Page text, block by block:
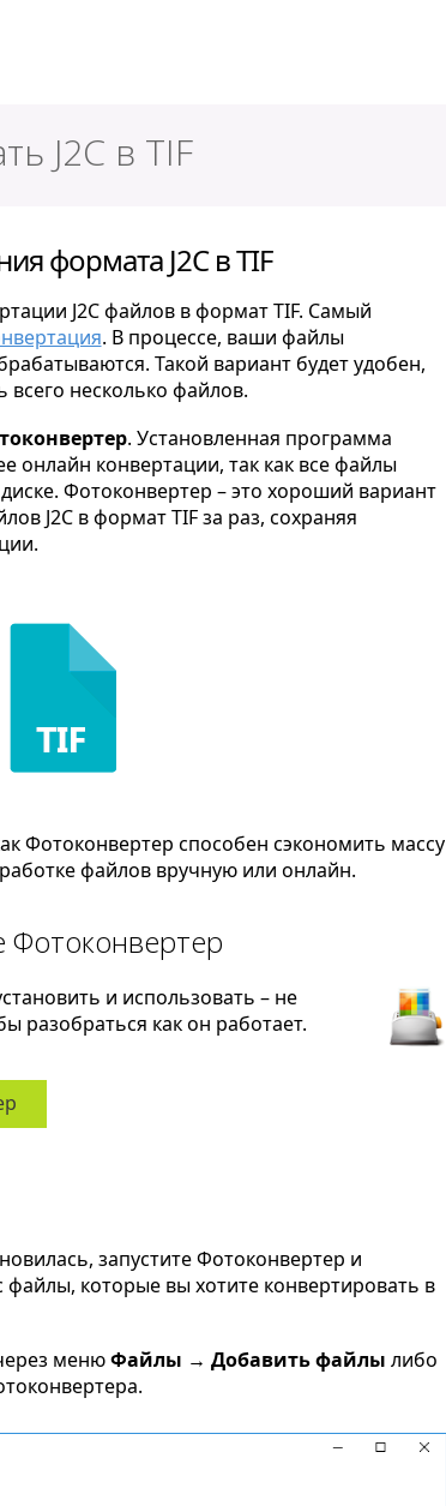
J2C в TIF
формата J2C в TIF
J2C файлов в формат TIF. Самый
. В процессе, ваши файлы
Такой вариант будет удобен,
несколько файлов.
. Установленная программа
онлайн конвертации, так как все файлы
Фотоконвертер – это хороший вариант
J2C в формат TIF за раз, сохраняя
Фотоконвертер способен сэкономить массу
файлов вручную или онлайн.
Фотоконвертер
и использовать – не
разобраться как он работает.
запустите Фотоконвертер и
файлы, которые вы хотите конвертировать в
менюФайлы → Добавить файлы либо